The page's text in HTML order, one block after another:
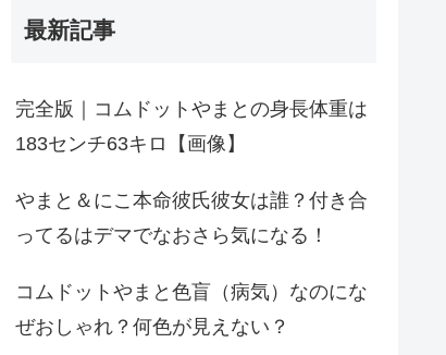
最新記事
完全版｜コムドットやまとの身長体重は
183センチ63キロ【画像】
やまと＆にこ本命彼氏彼女は誰？付き合
ってるはデマでなおさら気になる！
コムドットやまと色盲（病気）なのにな
ぜおしゃれ？何色が見えない？